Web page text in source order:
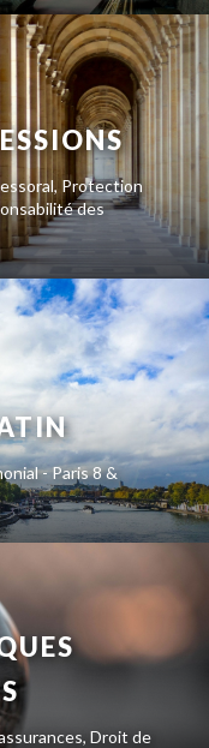
Protection
des
- Paris 8 &
Droit de